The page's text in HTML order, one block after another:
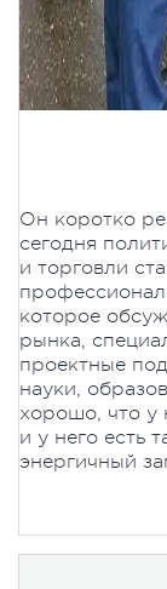
Он коротко
сегодня
и торговли
которое
рынка,
проектные
науки,
хорошо, что у
и у него есть
энергичный